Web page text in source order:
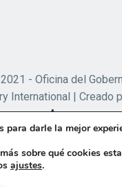
- Oficina del
International | Creado
Apps
para darle la mejor
sobre qué cookies
ajustes.